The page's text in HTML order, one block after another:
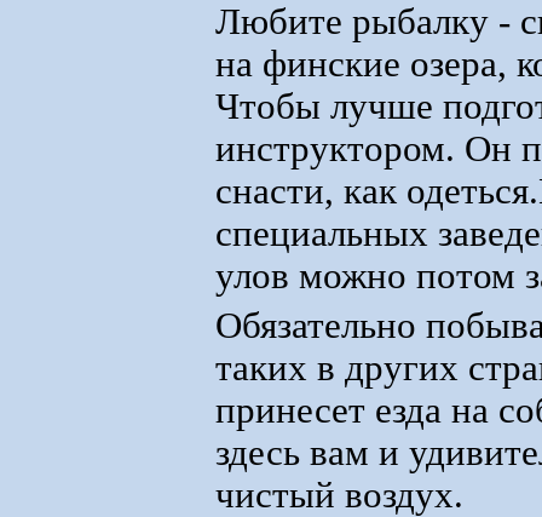
Любите рыбалку -
на финские озера,
Чтобы лучше
инструктором. Он
снасти, как
специальных
улов можно потом
Обязательно
таких в других
принесет езда на
здесь вам и
чистый воздух.